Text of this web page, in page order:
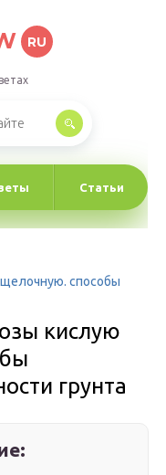
RU
Статьи
способы
кислую
грунта